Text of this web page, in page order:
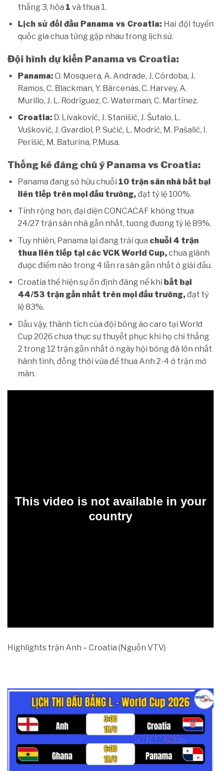
thắng 3, hòa 1 và thua 1.
Lịch sử đối đầu Panama vs Croatia:Hai đội tuyển
quốc gia chưa từng gặp nhau trong lịch sử.
Đội hình dự kiến Panama vs Croatia:
Panama:O. Mosquera, A. Andrade, J. Córdoba, J.
Ramos, C. Blackman, Y. Bárcenas, C. Harvey, A.
Murillo, J. L. Rodríguez, C. Waterman, C. Martínez.
Croatia:D. Livaković, J. Stanišić, J. Šutalo, L.
Vušković, J. Gvardiol, P. Sučić, L. Modrić, M. Pašalić, I.
Perišić, M. Baturina, P.Musa.
Thống kê đáng chú ý Panama vs Croatia:
Panama đang sở hữu chuỗi 10 trận sân nhà bất bại
liên tiếp trên mọi đấu trường,đạt tỷ lệ 100%.
Tính rộng hơn, đại diện CONCACAF không thua
24/27 trận sân nhà gần nhất, tương đương tỷ lệ 89%.
Tuy nhiên, Panama lại đang trải qua chuỗi 4 trận
thua liên tiếp tại các VCK World Cup,chưa giành
được điểm nào trong 4 lần ra sân gần nhất ở giải đấu.
Croatia thể hiện sự ổn định đáng nể khi bất bại
44/53 trận gần nhất trên mọi đấu trường,đạt tỷ
lệ 83%.
Dẫu vậy, thành tích của đội bóng áo caro tại World
Cup 2026 chưa thực sự thuyết phục khi họ chỉ thắng
2 trong 12 trận gần nhất ở ngày hội bóng đá lớn nhất
hành tinh, đồng thời vừa để thua Anh 2-4 ở trận mở
màn.
Highlights trận Anh – Croatia (Nguồn VTV)